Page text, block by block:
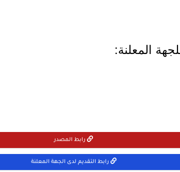
المعلنة:
رابط المصدر
رابط التقديم لدى الجهة المعلنة